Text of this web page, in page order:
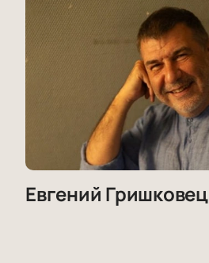
Евгений Гришковец